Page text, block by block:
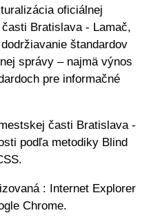
oficiálnej
Bratislava - Lamač,
štandardov
správy – najmä výnos
pre informačné
časti Bratislava -
podľa metodiky Blind
: Internet Explorer
Chrome.